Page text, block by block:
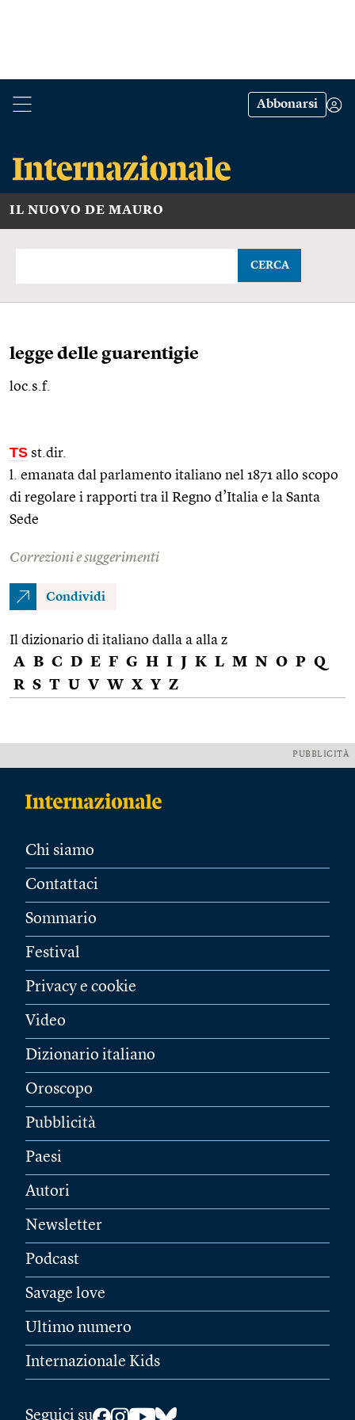
Abbonarsi
IL NUOVO DE MAURO
CERCA
legge delle guarentigie
loc.s.f.
TS st.dir.
l. emanata dal parlamento italiano nel 1871 allo scopo
di regolare i rapporti tra il Regno d’Italia e la Santa
Sede
Correzioni e suggerimenti
Condividi
Il dizionario di italiano dalla a alla z
A B C D E F G H I J K L M N O P Q
R S T U V W X Y Z
PUBBLICITÀ
Chi siamo
Contattaci
Sommario
Festival
Privacy e cookie
Video
Dizionario italiano
Oroscopo
Pubblicità
Paesi
Autori
Newsletter
Podcast
Savage love
Ultimo numero
Internazionale Kids
Seguici su